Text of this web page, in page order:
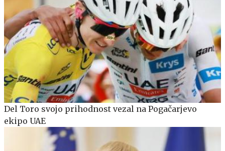
Del Toro svojo prihodnost vezal na Pogačarjevo
ekipo UAE